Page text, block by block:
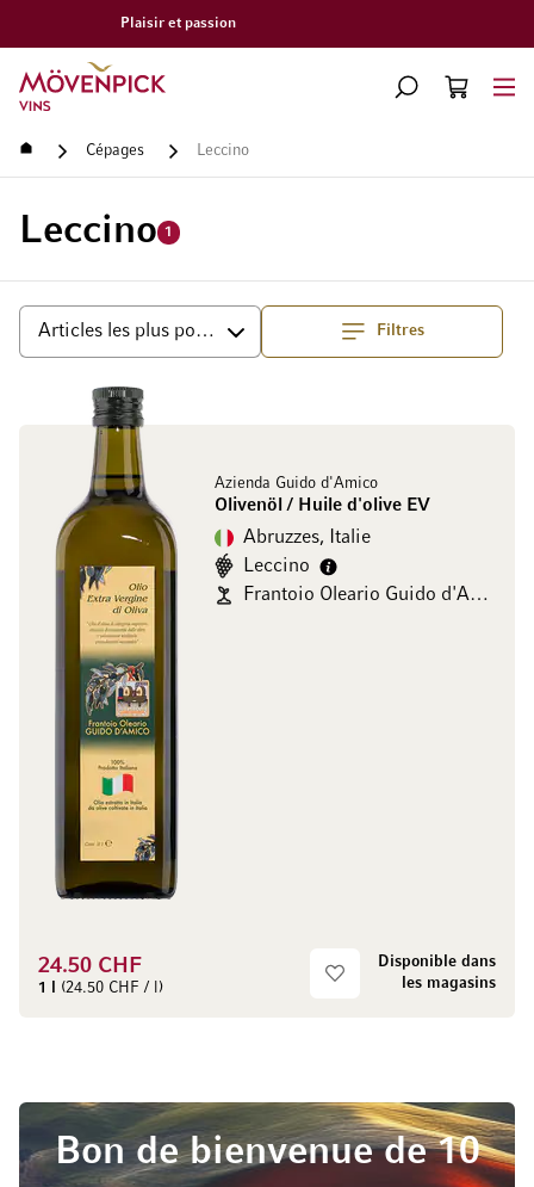
Livraison gratuite à partir de CHF 300.–
Aller à la page d'accueil
CHERCHERPANIER
Accueil Cépages Leccino
Leccino 1
Filtres
Trier parhaut
Azienda Guido d'Amico
Olivenöl / Huile d'olive EV
Abruzzes, Italie
Leccino
Frantoio Oleario Guido d'Amico
24.50 CHF
1 l (24.50 CHF / l)
Disponible dans
les magasins
Bon de bienvenue de 10